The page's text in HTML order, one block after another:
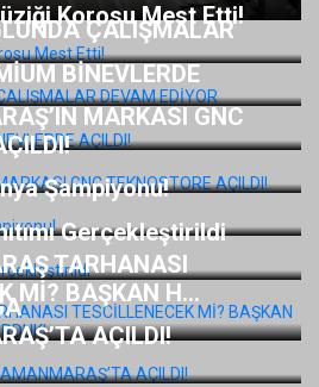
Korosu Mest Etti!
ÇALIŞMALAR
BİNEVLERDE
MARKASI GNC
Şampiyonu!
Gerçekleştirildi
TARHANASI
Mİ? BAŞKAN H...
AÇILDI!